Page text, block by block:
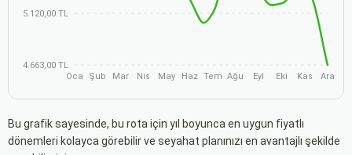
5.120,00 TL
4.663,00 TL
Oca
Şub Mar Nis May Haz Tem Ağu Eyl Eki Kas Ara
Bu grafik sayesinde, bu rota için yıl boyunca en uygun fiyatlı
dönemleri kolayca görebilir ve seyahat planınızı en avantajlı şekilde